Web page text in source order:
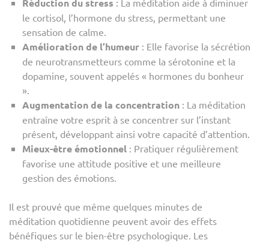
Réduction du stress : La méditation aide à diminuer
le cortisol, l’hormone du stress, permettant une
sensation de calme.
Amélioration de l’humeur : Elle favorise la sécrétion
de neurotransmetteurs comme la sérotonine et la
dopamine, souvent appelés « hormones du bonheur
».
Augmentation de la concentration : La méditation
entraîne votre esprit à se concentrer sur l’instant
présent, développant ainsi votre capacité d’attention.
Mieux-être émotionnel : Pratiquer régulièrement
favorise une attitude positive et une meilleure
gestion des émotions.
Il est prouvé que même quelques minutes de
méditation quotidienne peuvent avoir des effets
bénéfiques sur le bien-être psychologique. Les